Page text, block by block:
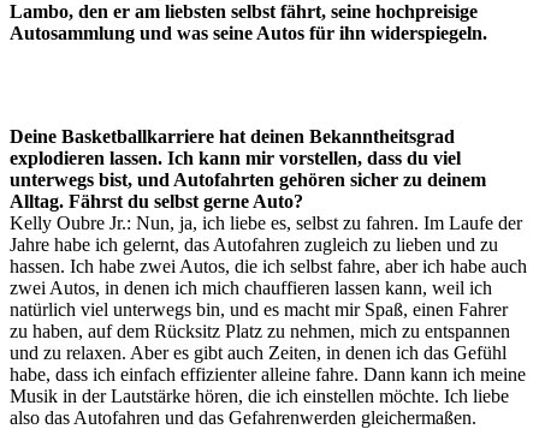
Lambo, den er am liebsten selbst fährt, seine hochpreisige
Autosammlung und was seine Autos für ihn widerspiegeln.
Deine Basketballkarriere hat deinen Bekanntheitsgrad
explodieren lassen. Ich kann mir vorstellen, dass du viel
unterwegs bist, und Autofahrten gehören sicher zu deinem
Alltag. Fährst du selbst gerne Auto?
Kelly Oubre Jr.: Nun, ja, ich liebe es, selbst zu fahren. Im Laufe der
Jahre habe ich gelernt, das Autofahren zugleich zu lieben und zu
hassen. Ich habe zwei Autos, die ich selbst fahre, aber ich habe auch
zwei Autos, in denen ich mich chauffieren lassen kann, weil ich
natürlich viel unterwegs bin, und es macht mir Spaß, einen Fahrer
zu haben, auf dem Rücksitz Platz zu nehmen, mich zu entspannen
und zu relaxen. Aber es gibt auch Zeiten, in denen ich das Gefühl
habe, dass ich einfach effizienter alleine fahre. Dann kann ich meine
Musik in der Lautstärke hören, die ich einstellen möchte. Ich liebe
also das Autofahren und das Gefahrenwerden gleichermaßen.